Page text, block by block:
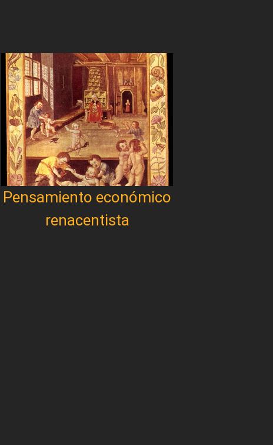
Pensamiento económico
renacentista